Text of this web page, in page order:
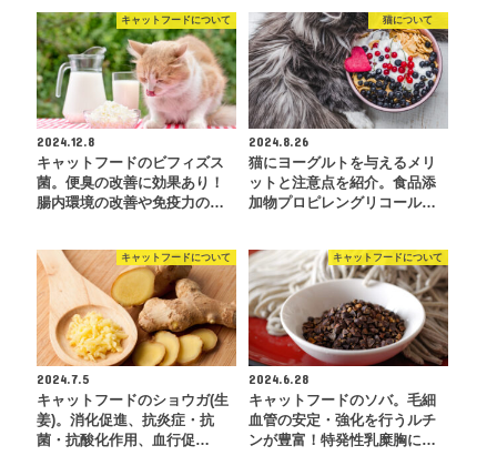
キャットフードについて
2024.12.8
キャットフードのビフィズス
菌。便臭の改善に効果あり！
腸内環境の改善や免疫力の…
猫について
2024.8.26
猫にヨーグルトを与えるメリ
ットと注意点を紹介。食品添
加物プロピレングリコール…
キャットフードについて
2024.7.5
キャットフードのショウガ(生
姜)。消化促進、抗炎症・抗
菌・抗酸化作用、血行促…
キャットフードについて
2024.6.28
キャットフードのソバ。毛細
血管の安定・強化を行うルチ
ンが豊富！特発性乳糜胸に…